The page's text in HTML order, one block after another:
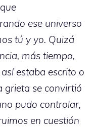
ese universo
tú y yo. Quizá
más tiempo,
estaba escrito o
grieta se convirtió
pudo controlar,
en cuestión